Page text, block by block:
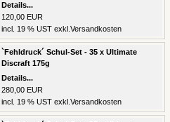
Details...
120,00 EUR
incl. 19 % UST exkl. Versandkosten
`Fehldruck´ Schul-Set - 35 x Ultimate
Discraft 175g
Details...
280,00 EUR
incl. 19 % UST exkl. Versandkosten